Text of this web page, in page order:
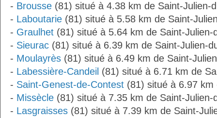
- Brousse (81) situé à 4.38 km de Saint-Julien-
- Laboutarie (81) situé à 5.58 km de Saint-
- Graulhet (81) situé à 5.64 km de Saint-Julien-
- Sieurac (81) situé à 6.39 km de Saint-Julien-
- Moulayrès (81) situé à 6.49 km de Saint-
- Labessière-Candeil (81) situé à 6.71 km de
- Saint-Genest-de-Contest (81) situé à 6.97 km
- Missècle (81) situé à 7.35 km de Saint-Julien-
- Lasgraisses (81) situé à 7.39 km de Saint-